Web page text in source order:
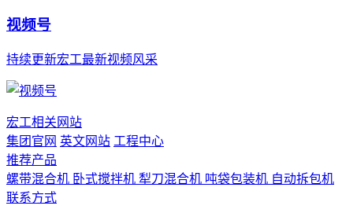
视频号
持续更新宏工最新视频风采
宏工相关网站
集团官网 英文网站 工程中心
推荐产品
螺带混合机 卧式搅拌机 犁刀混合机 吨袋包装机 自动拆包机
联系方式